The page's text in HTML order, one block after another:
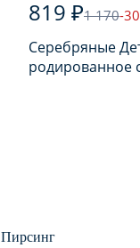
819 ₽1 170-
Серебряные
родированное
Пирсинг